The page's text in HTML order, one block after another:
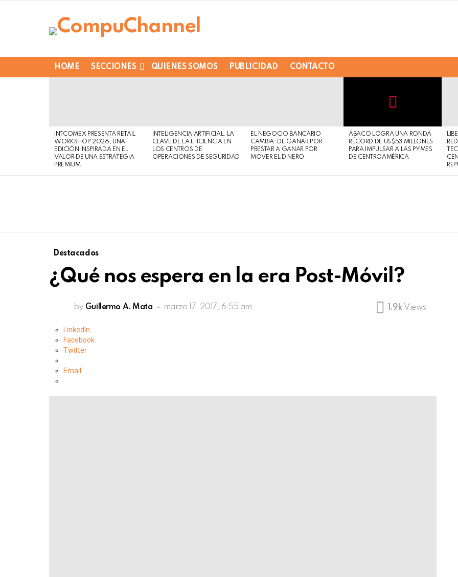
HOME SECCIONES QUIENES SOMOS PUBLICIDAD CONTACTO
INTCOMEX PRESENTA RETAIL
WORKSHOP 2026, UNA
EDICIÓN INSPIRADA EN EL
VALOR DE UNA ESTRATEGIA
PREMIUM
INTELIGENCIA ARTIFICIAL: LA
CLAVE DE LA EFICIENCIA EN
LOS CENTROS DE
OPERACIONES DE SEGURIDAD
EL NEGOCIO BANCARIO
CAMBIA: DE GANAR POR
PRESTAR A GANAR POR
MOVER EL DINERO
Safe
For
Work
view
this
post
ÁBACO LOGRA UNA RONDA
RÉCORD DE US$53 MILLONES
PARA IMPULSAR A LAS PYMES
DE CENTROAMÉRICA
Destacados
¿Qué nos espera en la era Post-Móvil?
by Guillermo A. Mata marzo 17, 2017, 6:55 am 1.9k Views
LinkedIn
Facebook
Twitter
Email